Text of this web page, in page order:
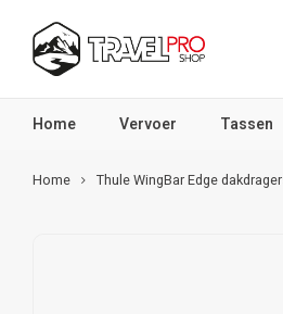
Home Vervoer Tassen
Home Thule WingBar Edge